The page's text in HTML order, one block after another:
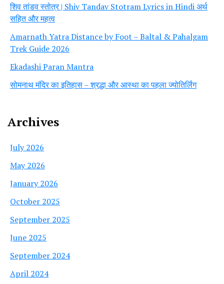
शिव तांडव स्तोत्र | Shiv Tandav Stotram Lyrics in Hindi अर्थ
सहित और महत्व
Amarnath Yatra Distance by Foot – Baltal & Pahalgam
Trek Guide 2026
Ekadashi Paran Mantra
सोमनाथ मंदिर का इतिहास – श्रद्धा और आस्था का पहला ज्योतिर्लिंग
Archives
July 2026
May 2026
January 2026
October 2025
September 2025
June 2025
September 2024
April 2024